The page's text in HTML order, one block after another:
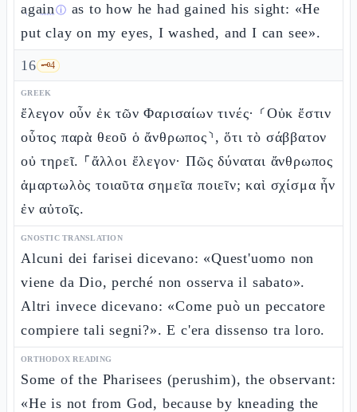
againⓘ as to how he had gained his sight: «He
put clay on my eyes, I washed, and I can see».
16 🗝️4
GREEK
ἔλεγον οὖν ἐκ τῶν Φαρισαίων τινές· ⸂Οὐκ ἔστιν
οὗτος παρὰ θεοῦ ὁ ἄνθρωπος⸃, ὅτι τὸ σάββατον
οὐ τηρεῖ. ⸀ἄλλοι ἔλεγον· Πῶς δύναται ἄνθρωπος
ἁμαρτωλὸς τοιαῦτα σημεῖα ποιεῖν; καὶ σχίσμα ἦν
ἐν αὐτοῖς.
GNOSTIC TRANSLATION
Alcuni dei farisei dicevano: «Quest'uomo non
viene da Dio, perché non osserva il sabato».
Altri invece dicevano: «Come può un peccatore
compiere tali segni?». E c'era dissenso tra loro.
ORTHODOX READING
Some of the Pharisees (perushim), the observant:
«He is not from God, because by kneading the